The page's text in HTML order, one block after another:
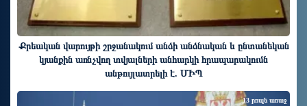
Քրեական վարույթի շրջանակում անձի անձնական և ընտանեկան
կյանքին առնչվող տվյալների անհարկի հրապարակումն
անթույլատրելի է. ՄԻՊ
13 րոպե առաջ